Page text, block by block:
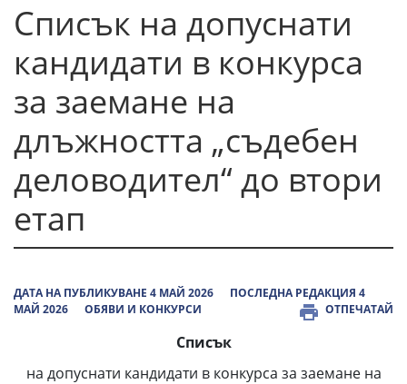
Списък на допуснати
кандидати в конкурса
за заемане на
длъжността „съдебен
деловодител“ до втори
етап
ДАТА НА ПУБЛИКУВАНЕ 4 МАЙ 2026
ПОСЛЕДНА РЕДАКЦИЯ 4
МАЙ 2026
ОБЯВИ И КОНКУРСИ ОТПЕЧАТАЙ
Списък
на допуснати кандидати в конкурса за заемане на